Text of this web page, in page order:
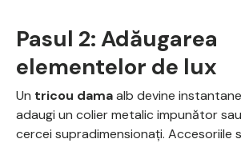
Pasul 2: Adăugarea
elementelor de lux
Un tricou damaalb devine
adaugi un colier metalic impunător
cercei supradimensionați. Accesoriile